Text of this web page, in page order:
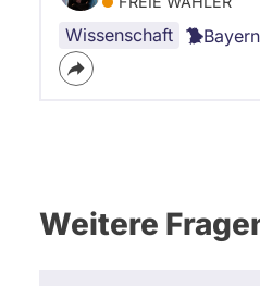
Wissenschaft
Weitere